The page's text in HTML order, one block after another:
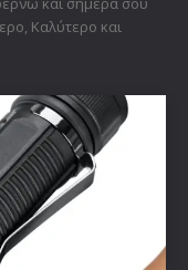
Καλύτερο και